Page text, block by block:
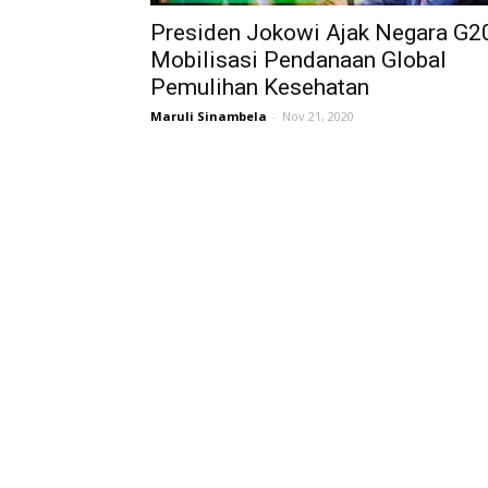
Presiden Jokowi Ajak Negara
Mobilisasi Pendanaan Global
Pemulihan Kesehatan
Maruli Sinambela - Nov 21, 2020